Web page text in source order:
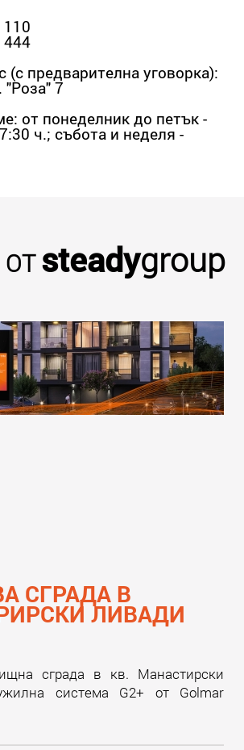
444
(с предварителна уговорка):
"Роза" 7
от понеделник до петък -
ч.; събота и неделя -
steadygroup
СГРАДА В
ЛИВАДИ
сграда в кв. Манастирски
система G2+ от Golmar